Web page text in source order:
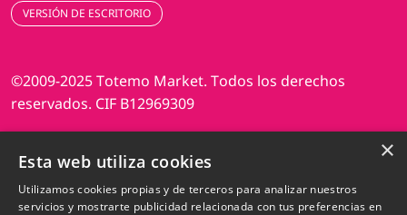
VERSIÓN DE ESCRITORIO
©2009-2025 Totemo Market. Todos los derechos
reservados. CIF B12969309
×
Esta web utiliza cookies
Utilizamos cookies propias y de terceros para analizar nuestros
servicios y mostrarte publicidad relacionada con tus preferencias en